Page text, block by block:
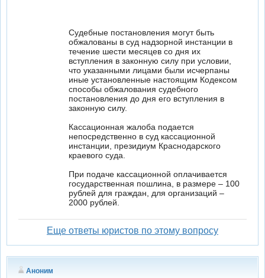
Судебные постановления могут быть
обжалованы в суд надзорной инстанции в
течение шести месяцев со дня их
вступления в законную силу при условии,
что указанными лицами были исчерпаны
иные установленные настоящим Кодексом
способы обжалования судебного
постановления до дня его вступления в
законную силу.
Кассационная жалоба подается
непосредственно в суд кассационной
инстанции, президиум Краснодарского
краевого суда.
При подаче кассационной оплачивается
государственная пошлина, в размере – 100
рублей для граждан, для организаций –
2000 рублей.
Еще ответы юристов по этому вопросу
Аноним